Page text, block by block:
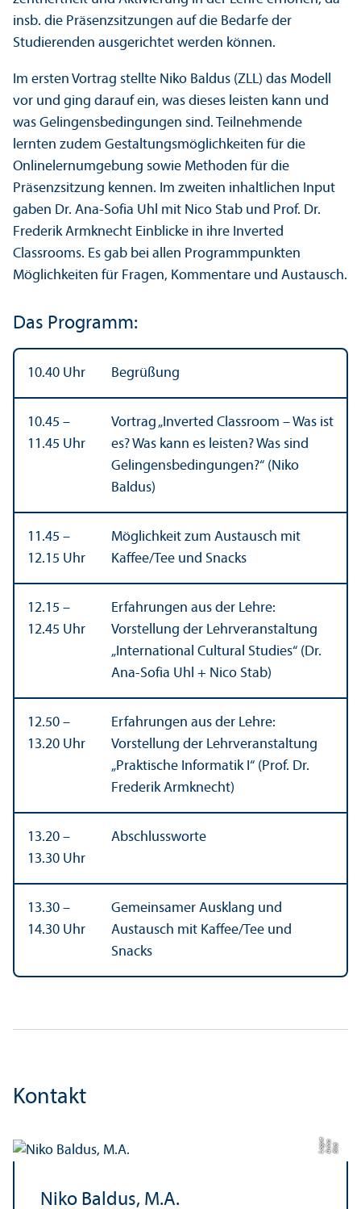
insb. die Präsenzsitzungen auf die Bedarfe der
Studierenden ausgerichtet werden können.
Im ersten Vortrag stellte Niko Baldus (ZLL) das Modell
vor und ging darauf ein, was dieses leisten kann und
was Gelingensbedingungen sind. Teilnehmende
lernten zudem Gestaltungs­möglichkeiten für die
Onlinelernumgebung sowie Methoden für die
Präsenzsitzung kennen. Im zweiten inhaltlichen Input
gaben Dr. Ana-Sofia Uhl mit Nico Stab und Prof. Dr.
Frederik Armknecht Einblicke in ihre Inverted
Classrooms. Es gab bei allen Programmpunkten
Möglichkeiten für Fragen, Kommentare und Austausch.
Das Programm:
10.40 Uhr Begrüßung
10.45 –
11.45 Uhr
Vortrag „Inverted Classroom – Was ist
es? Was kann es leisten? Was sind
Gelingensbedingungen?“ (Niko
Baldus)
11.45 –
12.15 Uhr
Möglichkeit zum Austausch mit
Kaffee/Tee und Snacks
12.15 –
12.45 Uhr
Erfahrungen aus der Lehre:
Vorstellung der Lehr­veranstaltung
„International Cultural Studies“ (Dr.
Ana-Sofia Uhl + Nico Stab)
12.50 –
13.20 Uhr
Erfahrungen aus der Lehre:
Vorstellung der Lehr­veranstaltung
„Praktische Informatik I“ (Prof. Dr.
Frederik Armknecht)
13.20 –
13.30 Uhr
Abschlussworte
13.30 –
14.30 Uhr
Gemeinsamer Ausklang und
Austausch mit Kaffee/Tee und
Snacks
Kontakt
Bil
d:
A
n
n
aL
o
g
u
e
Niko Baldus, M.A.